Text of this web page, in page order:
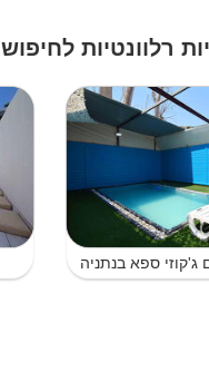
רלוונטיות לחיפוש
ג'קוזי ספא בנתניה